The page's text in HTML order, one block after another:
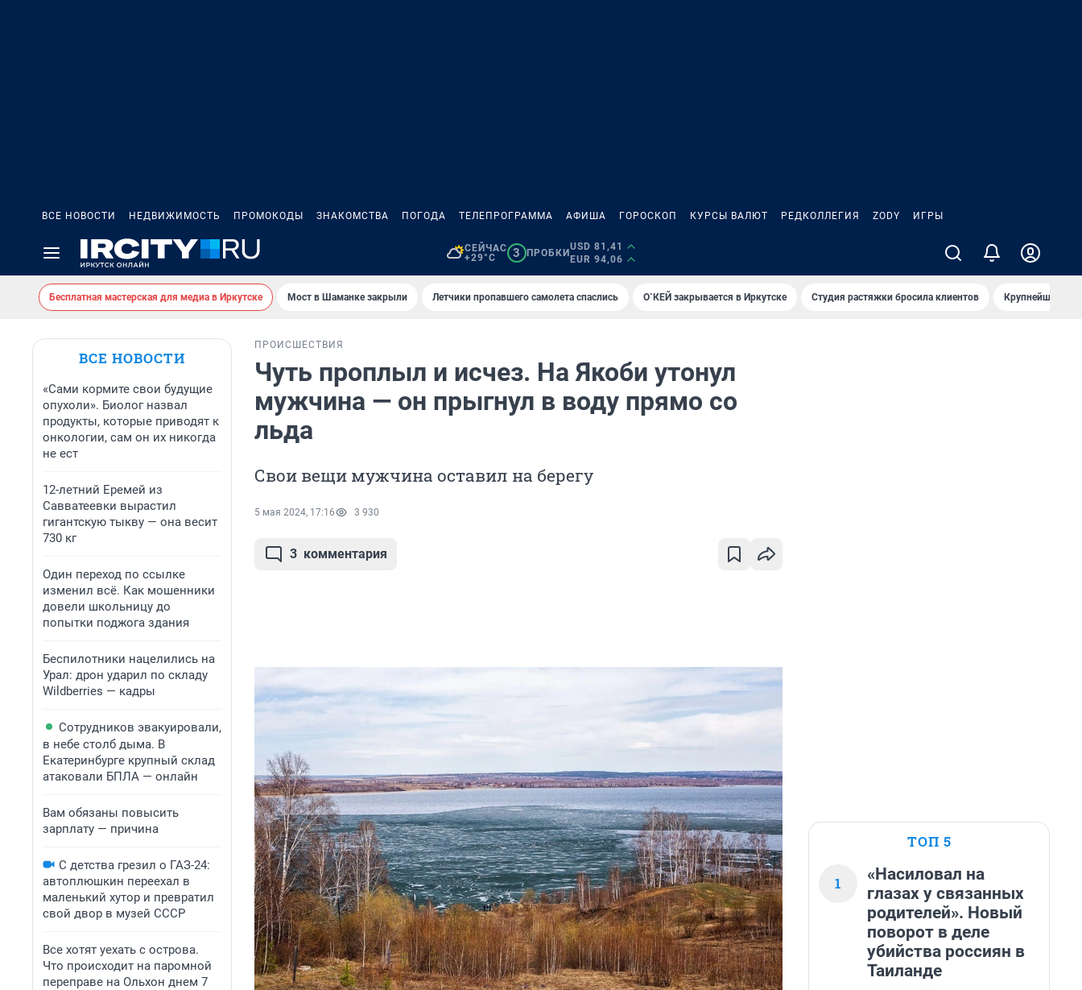
ВСЕ НОВОСТИ НЕДВИЖИМОСТЬ ПРОМОКОДЫ ЗНАКОМСТВА ПОГОДА ТЕЛЕПРОГРАММА АФИША ГОРОСКОП КУРСЫ ВАЛЮТ РЕДКОЛЛЕГИЯ ZODY ИГРЫ
СЕЙЧАС
+29°C
3 ПРОБКИ
USD 81,41
EUR 94,06
Бесплатная мастерская для медиа в Иркутске Мост в Шаманке закрыли Летчики пропавшего самолета спаслись О`КЕЙ закрывается в Иркутске Студия растяжки бросила клиентов Крупнейшие
ВСЕ НОВОСТИ
«Сами кормите свои будущие
опухоли». Биолог назвал
продукты, которые приводят к
онкологии, сам он их никогда
не ест
12-летний Еремей из
Савватеевки вырастил
гигантскую тыкву — она весит
730 кг
Один переход по ссылке
изменил всё. Как мошенники
довели школьницу до
попытки поджога здания
Беспилотники нацелились на
Урал: дрон ударил по складу
Wildberries — кадры
Сотрудников эвакуировали,
в небе столб дыма. В
Екатеринбурге крупный склад
атаковали БПЛА — онлайн
Вам обязаны повысить
зарплату — причина
С детства грезил о ГАЗ-24:
автоплюшкин переехал в
маленький хутор и превратил
свой двор в музей СССР
Все хотят уехать с острова.
Что происходит на паромной
переправе на Ольхон днем 7
ПРОИСШЕСТВИЯ
Чуть проплыл и исчез. На Якоби утонул
мужчина — он прыгнул в воду прямо со
льда
Свои вещи мужчина оставил на берегу
5 мая 2024, 17:16 3 930
3 комментария
ТОП 5
1
«Насиловал на
глазах у связанных
родителей». Новый
поворот в деле
убийства россиян в
Таиланде